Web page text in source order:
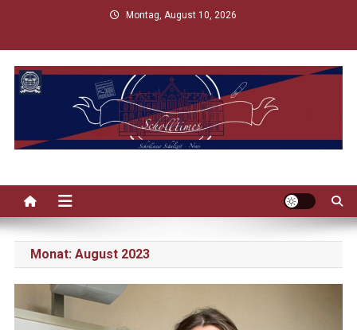
content
Montag, August 10, 2026
Monat: August 2023